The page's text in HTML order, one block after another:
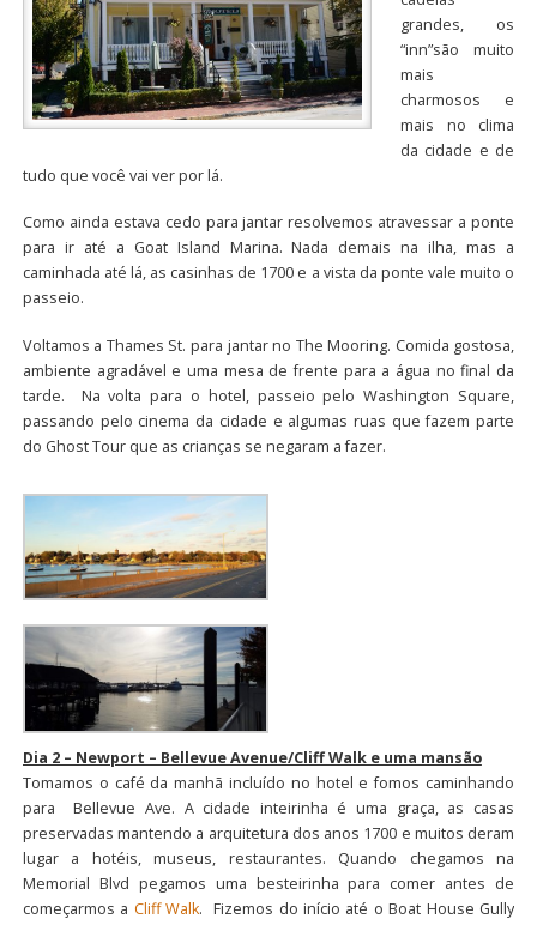
grandes, os
“inn”são muito
mais
charmosos e
mais no clima
da cidade e de
tudo que você vai ver por lá.
Como ainda estava cedo para jantar resolvemos atravessar a ponte
para ir até a Goat Island Marina. Nada demais na ilha, mas a
caminhada até lá, as casinhas de 1700 e a vista da ponte vale muito o
passeio.
Voltamos a Thames St. para jantar no The Mooring. Comida gostosa,
ambiente agradável e uma mesa de frente para a água no final da
tarde. Na volta para o hotel, passeio pelo Washington Square,
passando pelo cinema da cidade e algumas ruas que fazem parte
do Ghost Tour que as crianças se negaram a fazer.
Dia 2 – Newport – Bellevue Avenue/Cliff Walk e uma mansão
Tomamos o café da manhã incluído no hotel e fomos caminhando
para Bellevue Ave. A cidade inteirinha é uma graça, as casas
preservadas mantendo a arquitetura dos anos 1700 e muitos deram
lugar a hotéis, museus, restaurantes. Quando chegamos na
Memorial Blvd pegamos uma besteirinha para comer antes de
começarmos a Cliff Walk. Fizemos do início até o Boat House Gully